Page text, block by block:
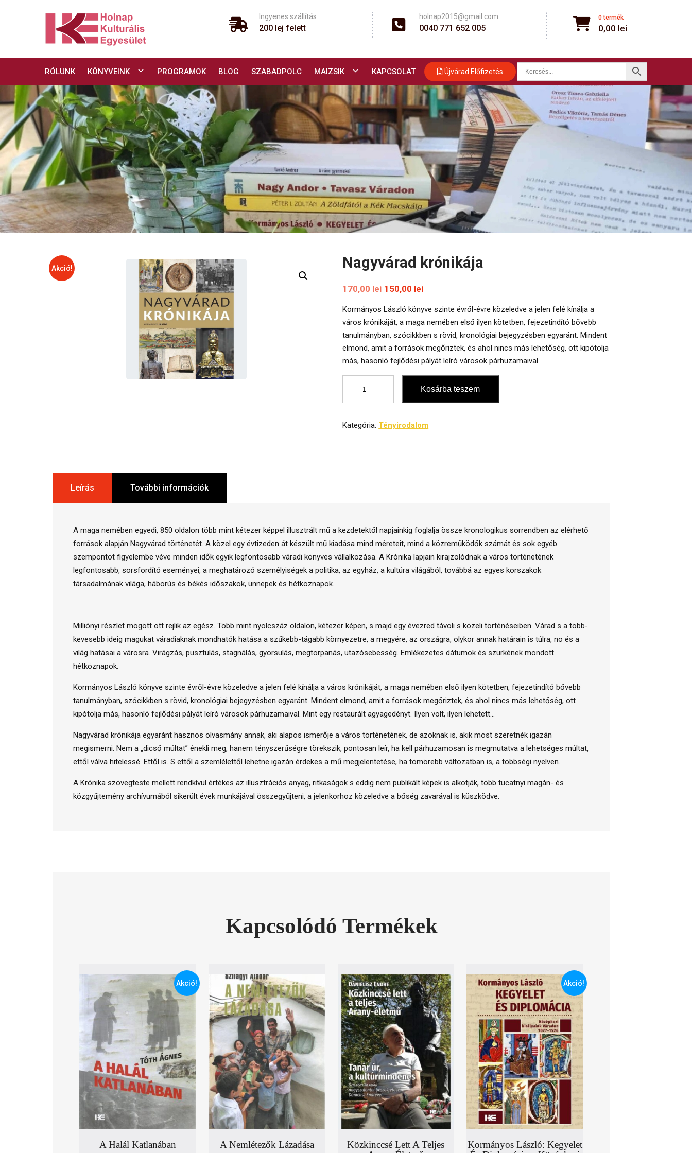
Ingyenes szállítás
200 lej felett
holnap2015@gmail.com
0040 771 652 005
0 termék
0,00 lei
RÓLUNK KÖNYVEINK PROGRAMOK BLOG SZABADPOLC MAIZSIK KAPCSOLAT Újvárad Előfizetés
Akció! Nagyvárad krónikája
170,00 lei Original
was:
170,00 lei.
150,00 leiCurrent
is:
150,00 lei.
Kormányos László könyve szinte évről-évre közeledve a jelen felé kínálja a
város krónikáját, a maga nemében első ilyen kötetben, fejezetindító bővebb
tanulmányban, szócikkben s rövid, kronológiai bejegyzésben egyaránt. Mindent
elmond, amit a források megőriztek, és ahol nincs más lehetőség, ott kipótolja
más, hasonló fejlődési pályát leíró városok párhuzamaival.
krónikája
Kosárba teszem
Kategória: Tényirodalom
Leírás További információk
A maga nemében egyedi, 850 oldalon több mint kétezer képpel illusztrált mű a kezdetektől napjainkig foglalja össze kronologikus sorrendben az elérhető
források alapján Nagyvárad történetét. A közel egy évtizeden át készült mű kiadása mind méreteit, mind a közreműködők számát és sok egyéb
szempontot figyelembe véve minden idők egyik legfontosabb váradi könyves vállalkozása. A Krónika lapjain kirajzolódnak a város történetének
legfontosabb, sorsfordító eseményei, a meghatározó személyiségek a politika, az egyház, a kultúra világából, továbbá az egyes korszakok
társadalmának világa, háborús és békés időszakok, ünnepek és hétköznapok.
Milliónyi részlet mögött ott rejlik az egész. Több mint nyolcszáz oldalon, kétezer képen, s majd egy évezred távoli s közeli történéseiben. Várad s a több-
kevesebb ideig magukat váradiaknak mondhatók hatása a szűkebb-tágabb környezetre, a megyére, az országra, olykor annak határain is túlra, no és a
világ hatásai a városra. Virágzás, pusztulás, stagnálás, gyorsulás, megtorpanás, utazósebesség. Emlékezetes dátumok és szürkének mondott
hétköznapok.
Kormányos László könyve szinte évről-évre közeledve a jelen felé kínálja a város krónikáját, a maga nemében első ilyen kötetben, fejezetindító bővebb
tanulmányban, szócikkben s rövid, kronológiai bejegyzésben egyaránt. Mindent elmond, amit a források megőriztek, és ahol nincs más lehetőség, ott
kipótolja más, hasonló fejlődési pályát leíró városok párhuzamaival. Mint egy restaurált agyagedényt. Ilyen volt, ilyen lehetett…
Nagyvárad krónikája egyaránt hasznos olvasmány annak, aki alapos ismerője a város történetének, de azoknak is, akik most szeretnék igazán
megismerni. Nem a „dicső múltat” énekli meg, hanem tényszerűségre törekszik, pontosan leír, ha kell párhuzamosan is megmutatva a lehetséges múltat,
ettől válva hitelessé. Ettől is. S ettől a szemlélettől lehetne igazán érdekes a mű megjelentetése, ha tömörebb változatban is, a többségi nyelven.
A Krónika szövegteste mellett rendkívül értékes az illusztrációs anyag, ritkaságok s eddig nem publikált képek is alkotják, több tucatnyi magán- és
közgyűjtemény archívumából sikerült évek munkájával összegyűjteni, a jelenkorhoz közeledve a bőség zavarával is küszködve.
Kapcsolódó Termékek
Akció!
A Halál Katlanában A Nemlétezők Lázadása
Közkinccsé Lett A Teljes
Akció!
Kormányos László: Kegyelet